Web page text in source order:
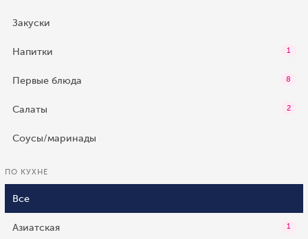
Закуски
Напитки 1
Первые блюда 8
Салаты 2
Соусы/маринады
ПО КУХНЕ
Все
Азиатская 1